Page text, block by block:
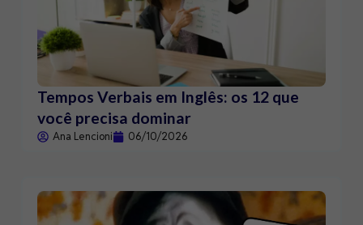
Tempos Verbais em Inglês: os 12 que
você precisa dominar
Ana Lencioni 06/10/2026